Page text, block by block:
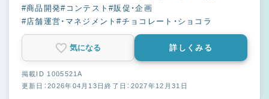
#商品開発#コンテスト#販促・企画
#店舗運営・マネジメント#チョコレート・ショコラ
気になる 詳しくみる
掲載ID 1005521A
更新日：2026年04月13日終了日：2027年12月31日